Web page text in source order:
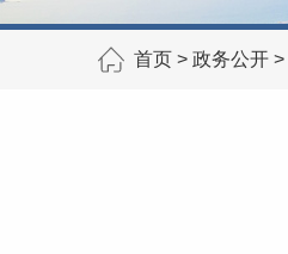
首页 > 政务公开 >